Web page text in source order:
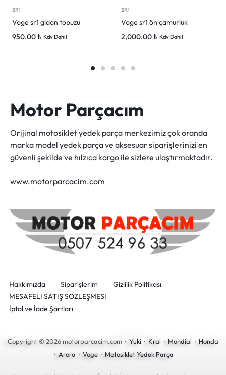
SR1
Voge sr1 gidon topuzu
950.00₺ Kdv Dahil
SR1
Voge sr1 ön çamurluk
2,000.00₺ Kdv Dahil
Motor Parçacım
Orijinal motosiklet yedek parça merkezimiz çok oranda
marka model yedek parça ve aksesuar siparişlerinizi en
güvenli şekilde ve hılzıca kargo ile sizlere ulaştırmaktadır.
www.motorparcacim.com
Hakkımızda Siparişlerim
Gizlilik Politikası
MESAFELİ SATIŞ SÖZLEŞMESİ
İptal ve İade Şartları
Copyright © 2026 motorparcacim.com · Yuki · Kral · Mondial · Honda
· Arora · Voge· Motosiklet Yedek Parça